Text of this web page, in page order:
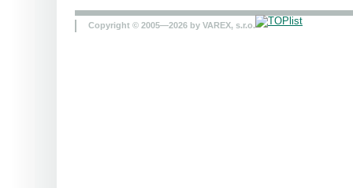
Copyright © 2005—2026 by VAREX, s.r.o.